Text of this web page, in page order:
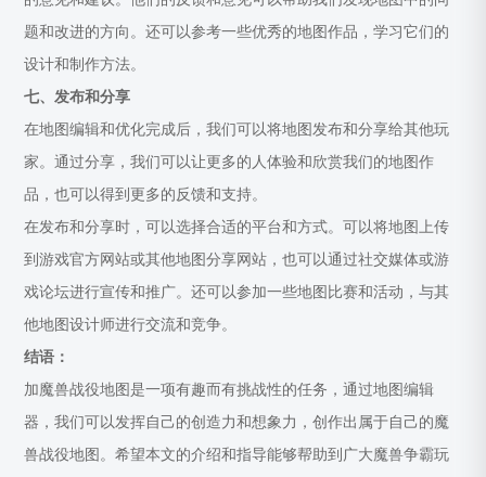
题和改进的方向。还可以参考一些优秀的地图作品，学习它们的
设计和制作方法。
七、发布和分享
在地图编辑和优化完成后，我们可以将地图发布和分享给其他玩
家。通过分享，我们可以让更多的人体验和欣赏我们的地图作
品，也可以得到更多的反馈和支持。
在发布和分享时，可以选择合适的平台和方式。可以将地图上传
到游戏官方网站或其他地图分享网站，也可以通过社交媒体或游
戏论坛进行宣传和推广。还可以参加一些地图比赛和活动，与其
他地图设计师进行交流和竞争。
结语：
加魔兽战役地图是一项有趣而有挑战性的任务，通过地图编辑
器，我们可以发挥自己的创造力和想象力，创作出属于自己的魔
兽战役地图。希望本文的介绍和指导能够帮助到广大魔兽争霸玩